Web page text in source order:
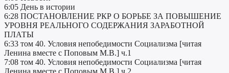
6:05 День в истории
6:28 ПОСТАНОВЛЕНИЕ РКР О БОРЬБЕ ЗА ПОВЫШЕНИЕ
УРОВНЯ РЕАЛЬНОГО СОДЕРЖАНИЯ ЗАРАБОТНОЙ
ПЛАТЫ
6:33 том 40. Условия непобедимости Социализма [читая
Ленина вместе с Поповым М.В.] ч.1
7:08 том 40. Условия непобедимости Социализма [читая